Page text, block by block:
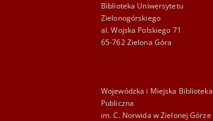
Biblioteka Uniwersytetu
Zielonogórskiego
al. Wojska Polskiego 71
65-762 Zielona Góra
Wojewódzka i Miejska Biblioteka
Publiczna
im. C. Norwida w Zielonej Górze